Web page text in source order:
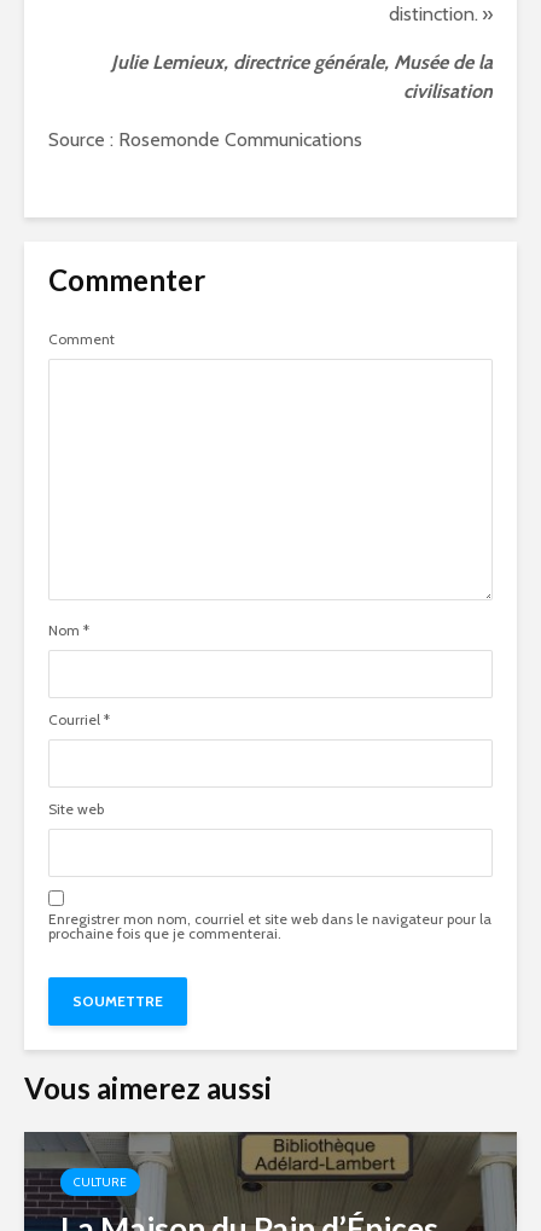
distinction. »
Julie Lemieux, directrice générale, Musée de la
civilisation
Source : Rosemonde Communications
Commenter
Comment
Nom *
Courriel *
Site web
Enregistrer mon nom, courriel et site web dans le navigateur pour la
prochaine fois que je commenterai.
Vous aimerez aussi
CULTURE